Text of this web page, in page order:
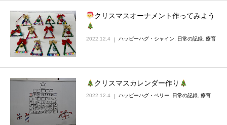
クリスマスオーナメント作ってみよう
2022.12.4 ハッピーハグ・シャイン 日常の記録 療育
クリスマスカレンダー作り
2022.12.4 ハッピーハグ・ベリー, 日常の記録, 療育